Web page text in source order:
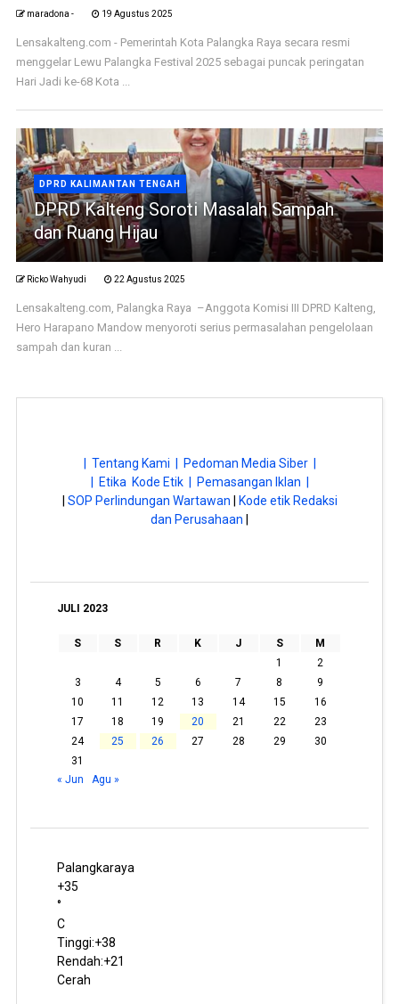
maradona - 19 Agustus 2025
Lensakalteng.com - Pemerintah Kota Palangka Raya secara resmi
menggelar Lewu Palangka Festival 2025 sebagai puncak peringatan
Hari Jadi ke-68 Kota ...
DPRD KALIMANTAN TENGAH
DPRD Kalteng Soroti Masalah Sampah
dan Ruang Hijau
Ricko Wahyudi 22 Agustus 2025
Lensakalteng.com, Palangka Raya –Anggota Komisi III DPRD Kalteng,
Hero Harapano Mandow menyoroti serius permasalahan pengelolaan
sampah dan kuran ...
| Tentang Kami |
Pedoman Media Siber |
| Etika Kode Etik |
Pemasangan Iklan |
SOP Perlindungan Wartawan
Kode etik Redaksi
dan Perusahaan
JULI 2023
S S R K J S
M
1
2
3
4 5 6 7 8
9
10
11 12 13 14 15
16
17
18 19 20 21 22
23
24
25 26 27 28 29
30
31
« Jun
Agu »
Palangkaraya
+35
°
C
Tinggi:+38
Rendah:+21
Cerah